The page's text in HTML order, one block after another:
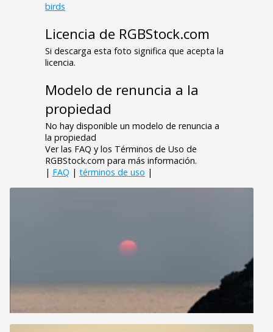
birds
Licencia de RGBStock.com
Si descarga esta foto significa que acepta la
licencia.
Modelo de renuncia a la
propiedad
No hay disponible un modelo de renuncia a
la propiedad
Ver las FAQ y los Términos de Uso de
RGBStock.com para más información.
| FAQ | términos de uso |